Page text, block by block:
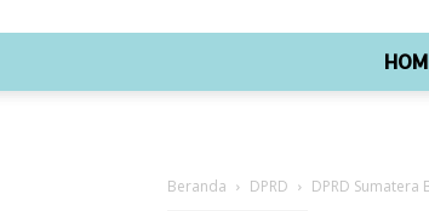
Beranda DPRD DPRD Sumatera